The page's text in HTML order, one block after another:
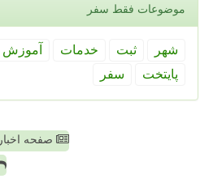
موضوعات فقط سفر
شهر ثبت خدمات آموزش
پایتخت
سفر
صفحه اخبار